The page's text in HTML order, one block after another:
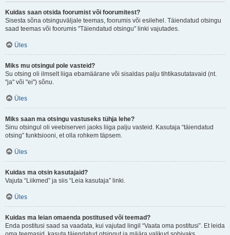
Kuidas saan otsida foorumist või foorumitest?
Sisesta sõna otsinguväljale teemas, foorumis või esilehel. Täiendatud otsingu
saad teemas või foorumis "Täiendatud otsingu" linki vajutades.
Üles
Miks mu otsingul pole vasteid?
Su otsing oli ilmselt liiga ebamäärane või sisaldas palju tihtikasutatavaid (nt.
"ja" või "ei") sõnu.
Üles
Miks saan ma otsingu vastuseks tühja lehe?
Sinu otsingul oli veebiserveri jaoks liiga palju vasteid. Kasutaja “täiendatud
otsing” funktsiooni, et olla rohkem täpsem.
Üles
Kuidas ma otsin kasutajaid?
Vajuta “Liikmed” ja siis “Leia kasutaja” linki.
Üles
Kuidas ma leian omaenda postitused või teemad?
Enda postitusi saad sa vaadata, kui vajutad lingil “Vaata oma postitusi”. Et leida